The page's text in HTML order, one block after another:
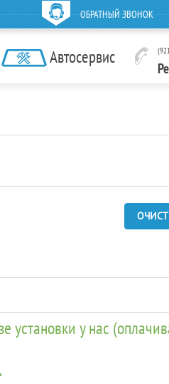
ОБРАТНЫЙ ЗВОНОК
Автосервис
установки у нас